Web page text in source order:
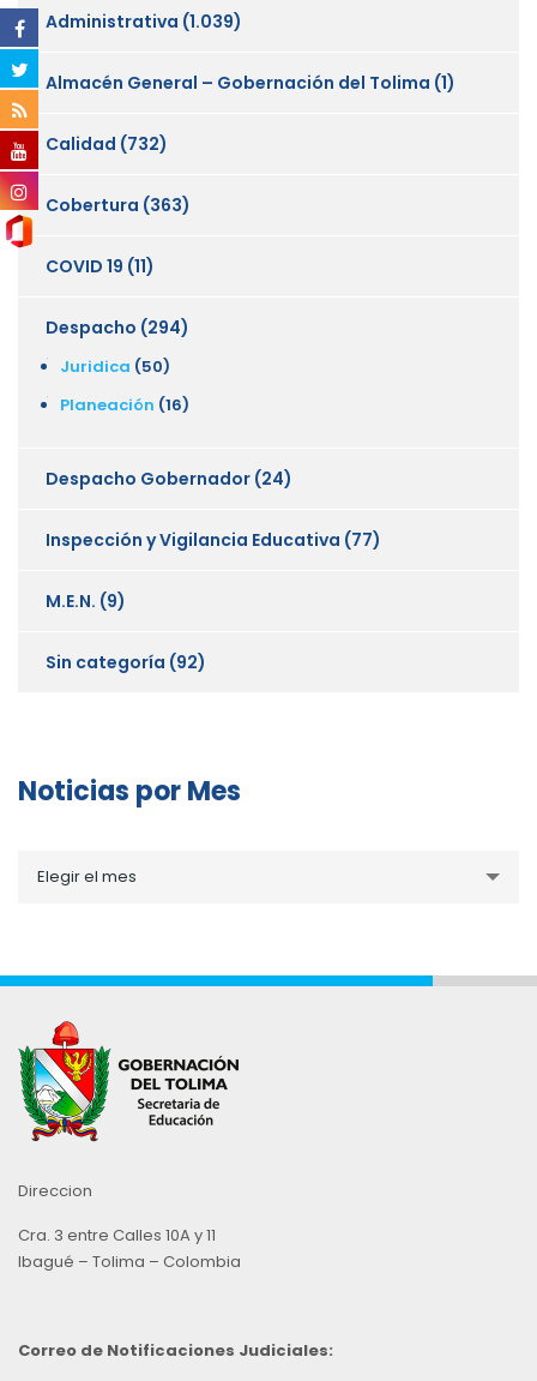
Administrativa (1.039)
Almacén General – Gobernación del Tolima (1)
Calidad (732)
Cobertura (363)
COVID 19 (11)
Despacho (294)
Juridica (50)
Planeación (16)
Despacho Gobernador (24)
Inspección y Vigilancia Educativa (77)
M.E.N. (9)
Sin categoría (92)
Noticias por Mes
porElegir el mes
Direccion
Cra. 3 entre Calles 10A y 11
Ibagué – Tolima – Colombia
Correo de Notificaciones Judiciales: